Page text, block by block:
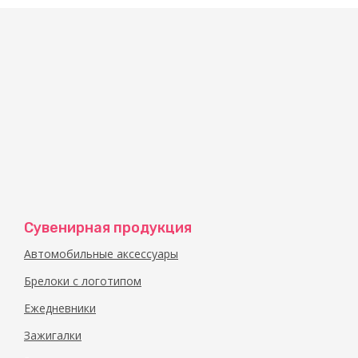
Сувенирная продукция
Автомобильные аксессуары
Брелоки с логотипом
Ежедневники
Зажигалки